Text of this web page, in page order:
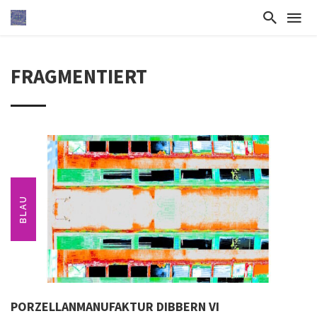
FRAGMENTIERT
BLAU
PORZELLANMANUFAKTUR DIBBERN VI